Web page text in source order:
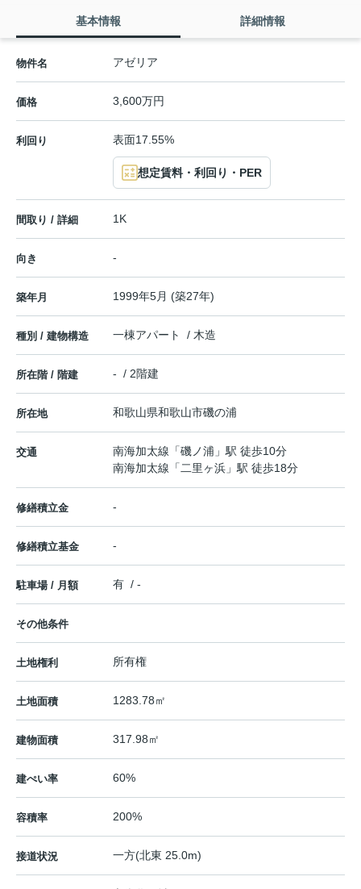
基本情報 詳細情報
物件名 アゼリア
価格 3,600万円
利回り 表面17.55%
想定賃料・利回り・PER
間取り / 詳細 1K
向き -
築年月 1999年5月 (築27年)
種別 / 建物構造 一棟アパート / 木造
所在階 / 階建 - / 2階建
所在地 和歌山県和歌山市磯の浦
交通 南海加太線 「磯ノ浦 」駅 徒歩10分
南海加太線 「 二里ヶ浜 」駅 徒歩18分
修繕積立金 -
修繕積立基金 -
駐車場 / 月額 有 / -
その他条件
土地権利 所有権
土地面積 1283.78㎡
建物面積 317.98㎡
建ぺい率 60%
容積率 200%
接道状況 一方(北東 25.0m)